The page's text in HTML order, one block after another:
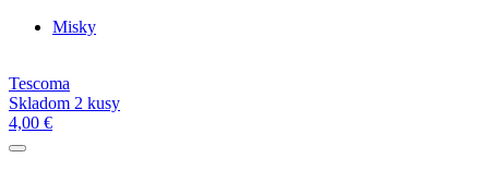
Misky
Tescoma
Skladom 2 kusy
4,00 €